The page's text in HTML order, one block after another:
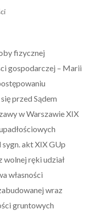
fizycznej
gospodarczej – Marii
przed Sądem
w Warszawie XIX
akt XIX GUp
wolnej ręki udział
własności
wraz
gruntowych